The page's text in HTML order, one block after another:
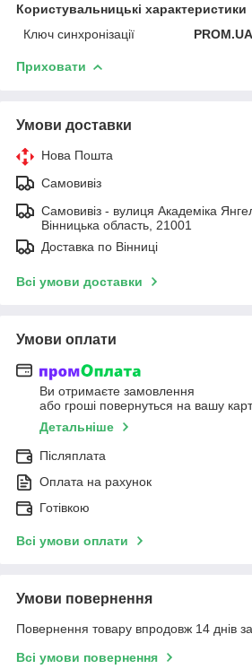
Користувальницькі характеристики
Ключ синхронізації
Приховати
Умови доставки
Нова Пошта
Самовивіз
Самовивіз - вулиця Академіка
Вінницька область, 21001
Доставка по Вінниці
Всі умови доставки
Умови оплати
Ви отримаєте замовлення
або гроші повернуться на вашу
Детальніше
Післяплата
Оплата на рахунок
Готівкою
Всі умови оплати
Умови повернення
Повернення товару впродовж 14 днів
Всі умови повернення